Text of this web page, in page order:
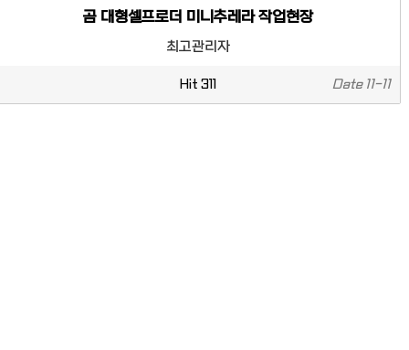
곰 대형셀프로더 미니추레라 작업현장
최고관리자
Hit 311 Date11-11